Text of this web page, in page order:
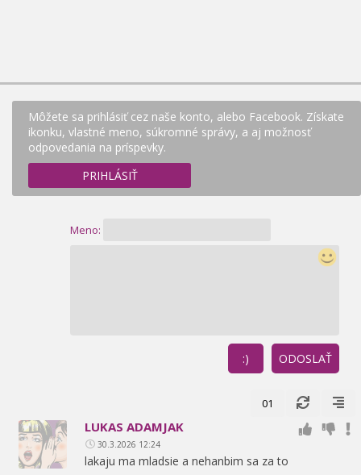
Môžete sa prihlásiť cez naše konto, alebo Facebook. Získate
ikonku, vlastné meno, súkromné správy, a aj možnosť
odpovedania na príspevky.
PRIHLÁSIŤ
Meno:
ODOSLAŤ
:)
01
LUKAS ADAMJAK
30.3.2026 12:24
lakaju ma mladsie a nehanbim sa za to